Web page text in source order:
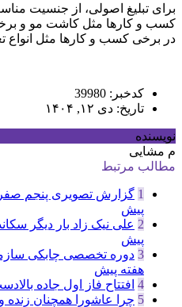
برای تبلیغ اصولی، از جنسیت
کسب و کارها مثل کاشت مو و برخی
در برخی کسب و کارها مثل انواع
کدخبر: 39980
تاریخ: دی ۱۲, ۱۴۰۴
نویسنده
م مشایی
مطالب مرتبط
1 گزارش تصویری پنجم
پیش
2 علی نیک زاد بار دیگر
پیش
3 دوره تخصصی چابکی
هفته پیش
4 افتتاح فاز اول جاده
5 چرا عاشورا همچنان زنده